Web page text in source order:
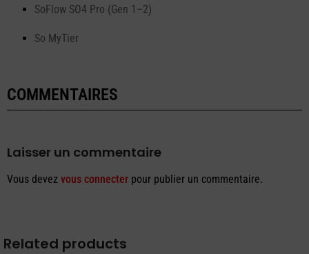
SoFlow SO4 Pro (Gen 1–2)
So MyTier
COMMENTAIRES
Laisser un commentaire
Vous devez vous connecter pour publier un commentaire.
Related products